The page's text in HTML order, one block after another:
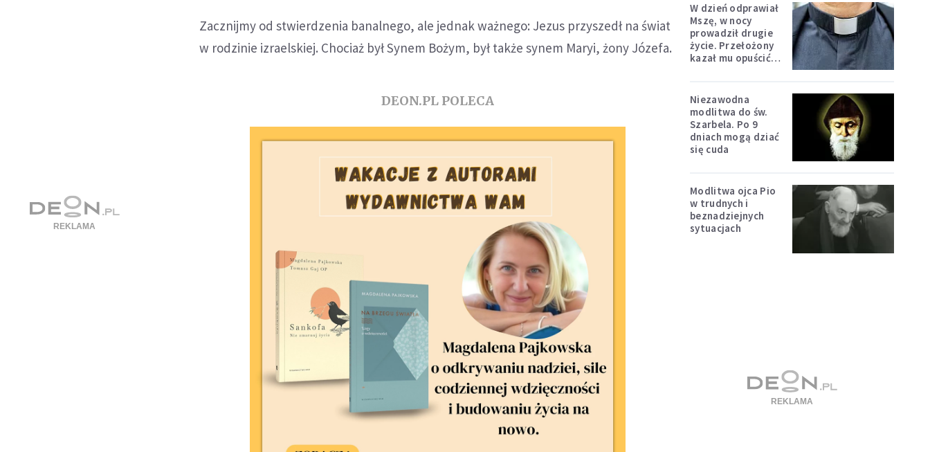
Zacznijmy od stwierdzenia banalnego, ale jednak ważnego: Jezus przyszedł na świat
w rodzinie izraelskiej. Chociaż był Synem Bożym, był także synem Maryi, żony Józefa.
DEON.PL POLECA
W dzień odprawiał
Mszę, w nocy
prowadził drugie
życie. Przełożony
kazał mu opuścić
Niezawodna
modlitwa do św.
Szarbela. Po 9
dniach mogą dziać
się cuda
Modlitwa ojca Pio
w trudnych i
beznadziejnych
sytuacjach